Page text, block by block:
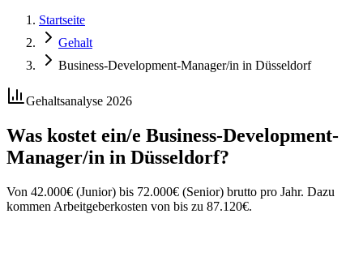
Startseite
Gehalt
Business-Development-Manager/in in Düsseldorf
Gehaltsanalyse 2026
Was kostet ein/e Business-Development-
Manager/in in Düsseldorf?
Von 42.000€ (Junior) bis 72.000€ (Senior) brutto pro Jahr. Dazu
kommen Arbeitgeberkosten von bis zu 87.120€.